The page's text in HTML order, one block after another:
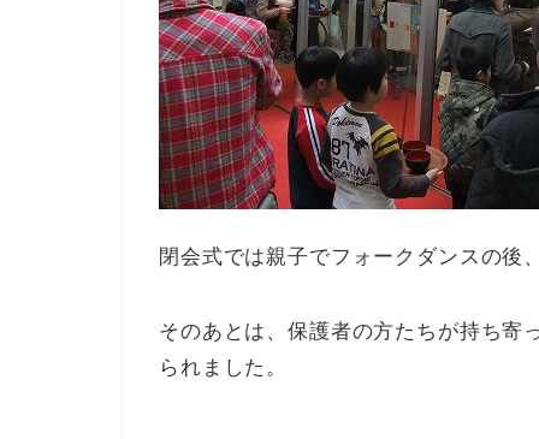
閉会式では親子でフォークダンスの後
そのあとは、保護者の方たちが持ち寄
られました。